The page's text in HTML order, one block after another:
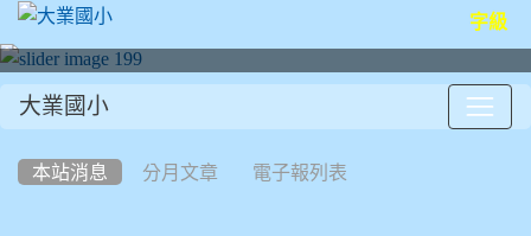
字級
大業國小
本站消息 分月文章 電子報列表